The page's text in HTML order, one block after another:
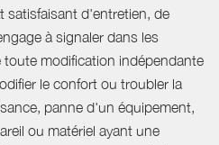
satisfaisant d'entretien, de
à signaler dans les
toute modification indépendante
le confort ou troubler la
panne d'un équipement,
ou matériel ayant une